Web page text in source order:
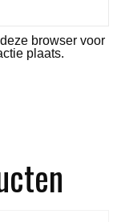
browser voor
plaats.